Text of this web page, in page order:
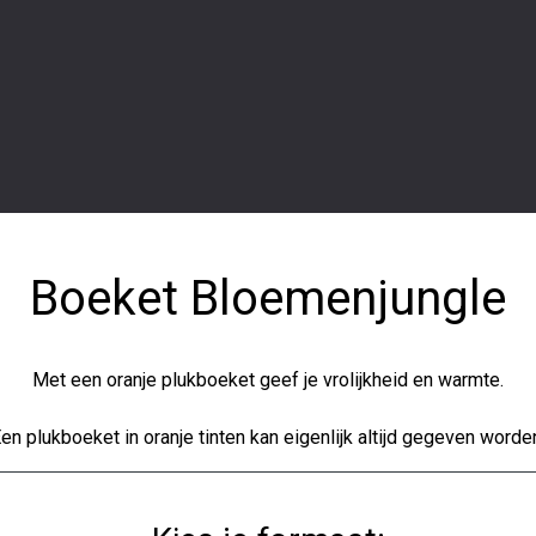
Boeket Bloemenjungle
Met een oranje plukboeket geef je vrolijkheid en warmte.
plukboeket in oranje tinten kan eigenlijk altijd gegeven